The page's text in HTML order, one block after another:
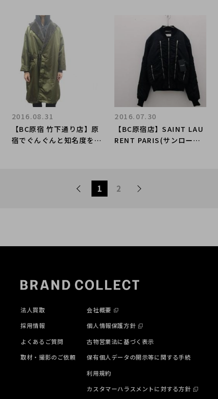
取入荷しました！
【BC原宿 竹下通り店】原
宿でぐんぐんと知名度を上
2016.08.31
【BC原宿店】SAINT LAU
RENT PARIS(サンローラ
2016.07.30
1 2
法人買取
採用情報
よくあるご質問
取材・撮影のご依頼
会社概要
個人情報保護方針
古物営業法に基づく表示
保有個人データの開示等に関する手続
利用規約
カスタマーハラスメントに対する方針